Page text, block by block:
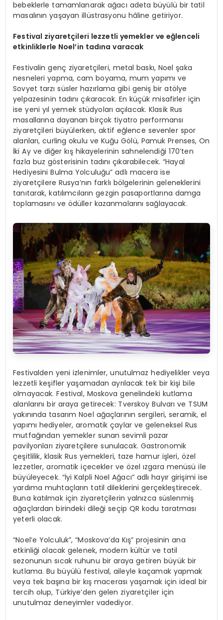
bebeklerle tamamlanarak ağacı adeta büyülü bir tatil
masalının yaşayan illüstrasyonu hâline getiriyor.
Festival ziyaretçileri lezzetli yemekler ve eğlenceli
etkinliklerle Noel’in tadına varacak
Festivalin genç ziyaretçileri, metal baskı, Noel şaka
nesneleri yapma, cam boyama, mum yapımı ve
Sovyet tarzı süsler hazırlama gibi geniş bir atölye
yelpazesinin tadını çıkaracak. En küçük misafirler için
ise yeni yıl yemek stüdyoları açılacak. Klasik Rus
masallarına dayanan birçok tiyatro performansı
ziyaretçileri büyülerken, aktif eğlence sevenler spor
alanları, curling okulu ve Kuğu Gölü, Pamuk Prenses, On
İki Ay ve diğer kış hikayelerinin sahnelendiği 170’ten
fazla buz gösterisinin tadını çıkarabilecek. “Hayal
Hediyesini Bulma Yolculuğu” adlı macera ise
ziyaretçilere Rusya’nın farklı bölgelerinin geleneklerini
tanıtarak, katılımcıların gezgin pasaportlarına damga
toplamasını ve ödüller kazanmalarını sağlayacak.
Festivalden yeni izlenimler, unutulmaz hediyelikler veya
lezzetli keşifler yaşamadan ayrılacak tek bir kişi bile
olmayacak. Festival, Moskova genelindeki kutlama
alanlarını bir araya getirecek: Tverskoy Bulvarı ve TSUM
yakınında tasarım Noel ağaçlarının sergileri, seramik, el
yapımı hediyeler, aromatik çaylar ve geleneksel Rus
mutfağından yemekler sunan sevimli pazar
pavilyonları ziyaretçilere sunulacak. Gastronomik
çeşitlilik, klasik Rus yemekleri, taze hamur işleri, özel
lezzetler, aromatik içecekler ve özel ızgara menüsü ile
büyüleyecek. “İyi Kalpli Noel Ağacı” adlı hayır girişimi ise
yardıma muhtaçların tatil dileklerini gerçekleştirecek.
Buna katılmak için ziyaretçilerin yalnızca süslenmiş
ağaçlardan birindeki dileği seçip QR kodu taratması
yeterli olacak.
“Noel’e Yolculuk”, “Moskova’da Kış” projesinin ana
etkinliği olacak gelenek, modern kültür ve tatil
sezonunun sıcak ruhunu bir araya getiren büyük bir
kutlama. Bu büyülü festival, aileyle kaçamak yapmak
veya tek başına bir kış macerası yaşamak için ideal bir
tercih olup, Türkiye’den gelen ziyaretçiler için
unutulmaz deneyimler vadediyor.